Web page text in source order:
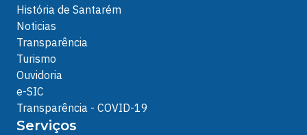
História de Santarém
Noticias
Transparência
Turismo
Ouvidoria
e-SIC
Transparência - COVID-19
Serviços